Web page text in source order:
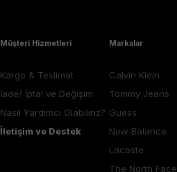
Müşteri Hizmetleri
Kargo & Teslimat
İade/ İptal ve Değişim
Nasıl Yardımcı Olabiliriz?
İletişim ve Destek
Markalar
Calvin Klein
Tommy Jeans
Guess
New Balance
Lacoste
The North Face